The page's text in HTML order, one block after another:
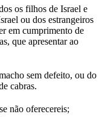
os filhos de Israel e
ou dos estrangeiros
em cumprimento de
que apresentar ao
sem defeito, ou do
cabras.
não oferecereis;